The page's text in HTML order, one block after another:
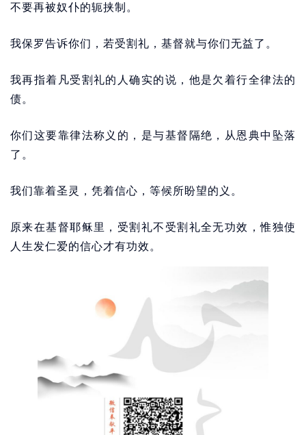
不要再被奴仆的轭挟制。
我保罗告诉你们，若受割礼，基督就与你们无益了。
我再指着凡受割礼的人确实的说，他是欠着行全律法的
债。
你们这要靠律法称义的，是与基督隔绝，从恩典中坠落
了。
我们靠着圣灵，凭着信心，等候所盼望的义。
原来在基督耶稣里，受割礼不受割礼全无功效，惟独使
人生发仁爱的信心才有功效。